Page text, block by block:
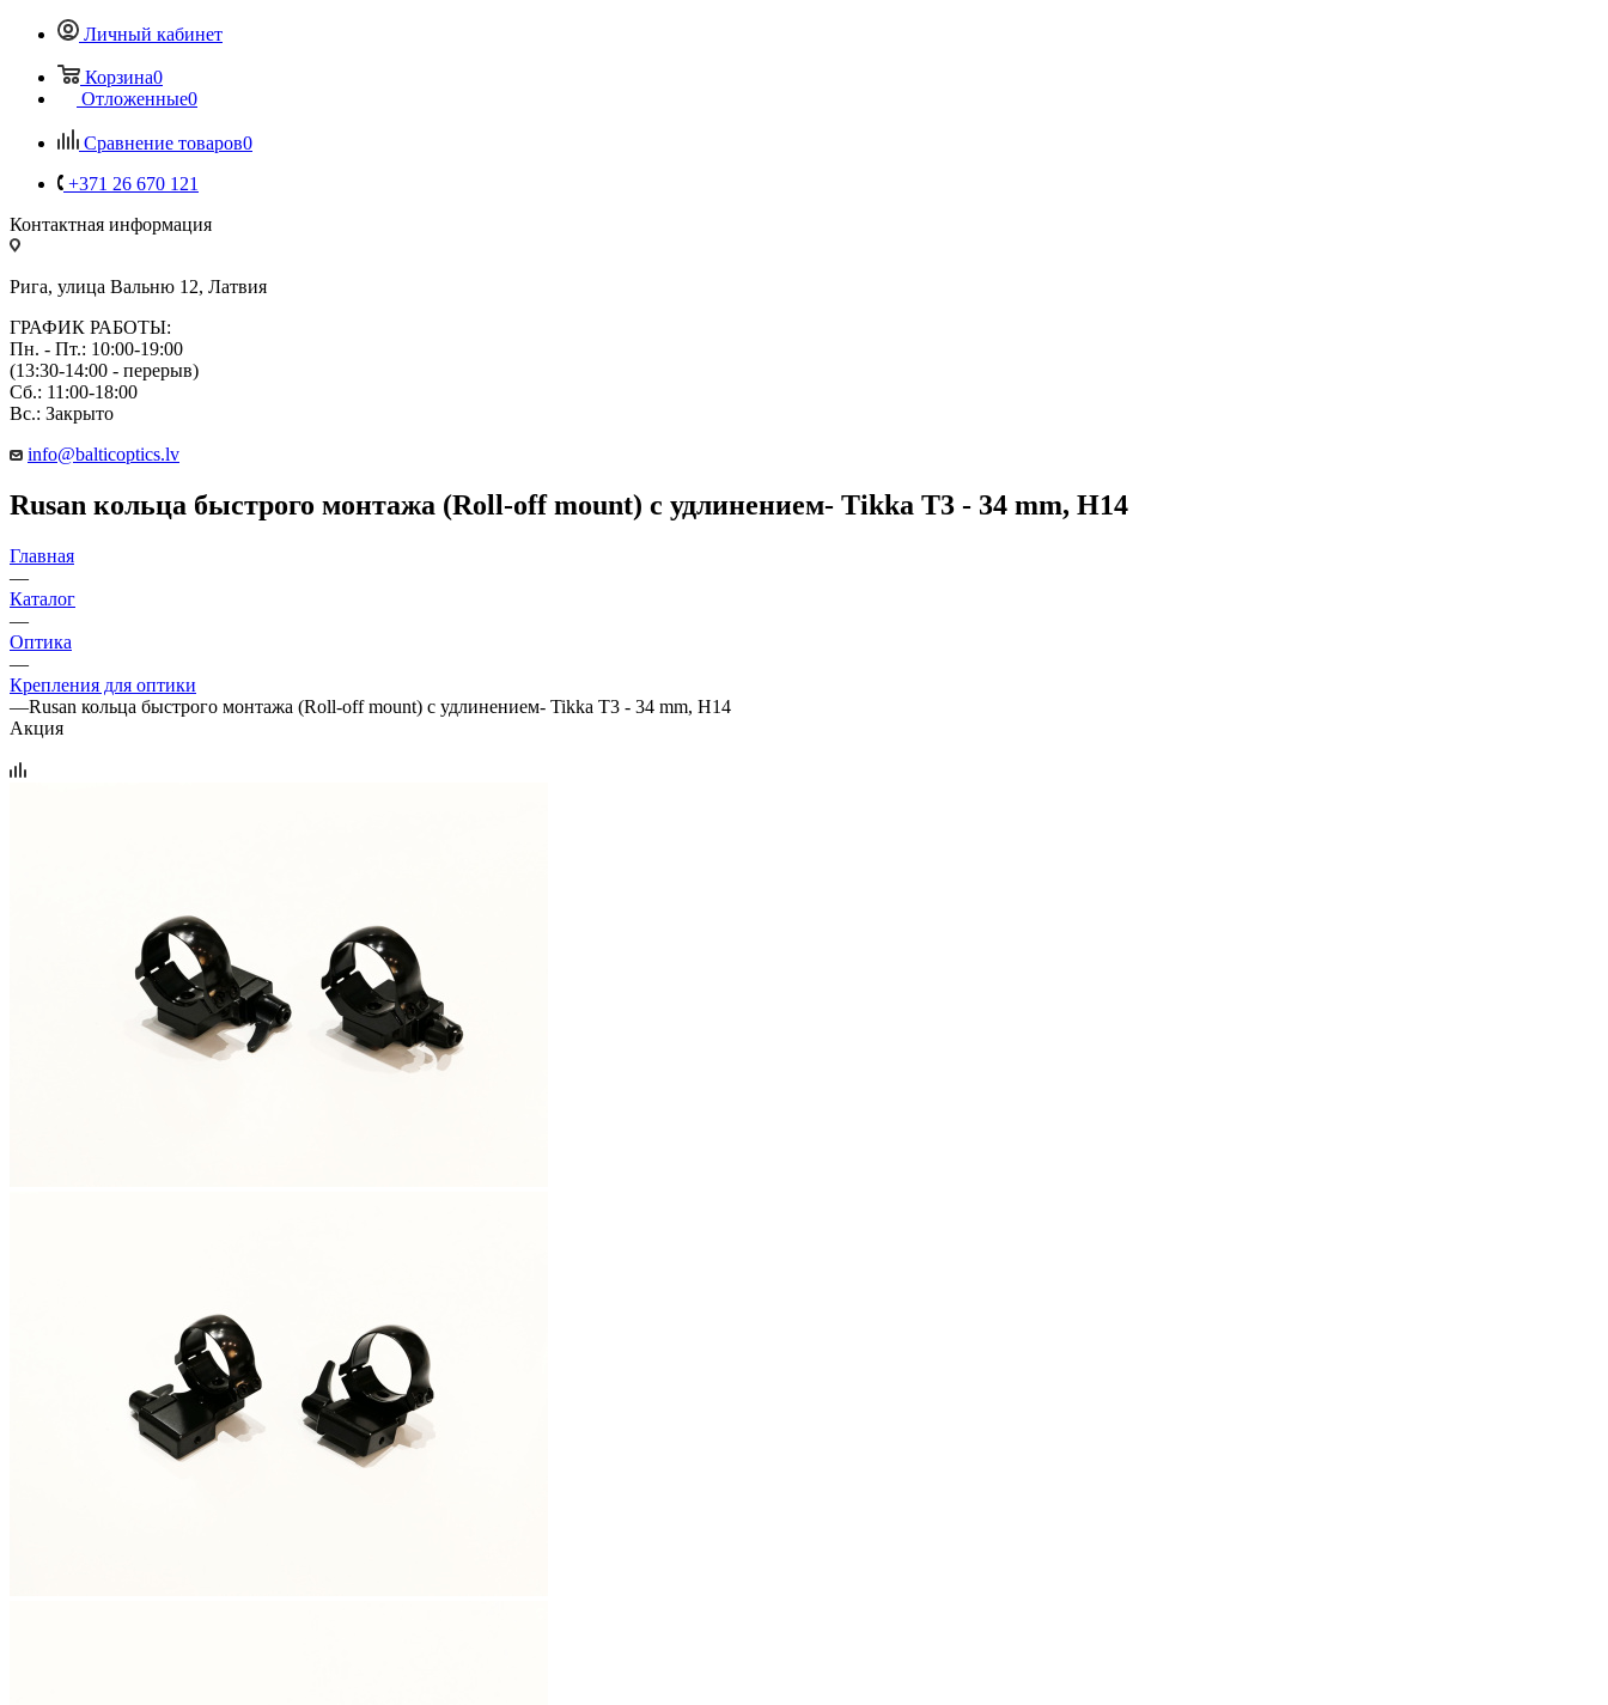
Личный кабинет
Корзина0
Отложенные0
Сравнение товаров0
+371 26 670 121
Контактная информация
Рига, улица Вальню 12, Латвия
ГРАФИК РАБОТЫ:
Пн. - Пт.: 10:00-19:00
(13:30-14:00 - перерыв)
Сб.: 11:00-18:00
Вс.: Закрыто
info@balticoptics.lv
Rusan кольца быстрого монтажа (Roll-off mount) с удлинением- Tikka T3 - 34 mm, H14
Главная
—
Каталог
—
Оптика
—
Крепления для оптики
—Rusan кольца быстрого монтажа (Roll-off mount) с удлинением- Tikka T3 - 34 mm, H14
Акция